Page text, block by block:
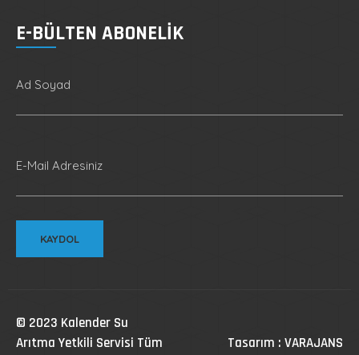
E-BÜLTEN ABONELIK
Ad Soyad
E-Mail Adresiniz
© 2023 Kalender Su
Arıtma Yetkili Servisi Tüm
Tasarım : VARAJANS